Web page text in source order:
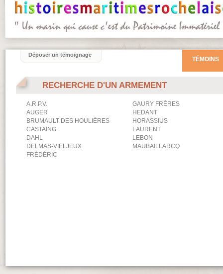
RECHERCHE D'UN ARMEMENT
A.R.P.V.
GAURY FRÈRES
AUGER
HEDANT
BRUMAULT DES HOULIÈRES
HORASSIUS
CASTAING
LAURENT
DAHL
LEBON
DELMAS-VIELJEUX
MAUBAILLARCQ
FRÉDÉRIC
TÉMOINS
Déposer un témoignage